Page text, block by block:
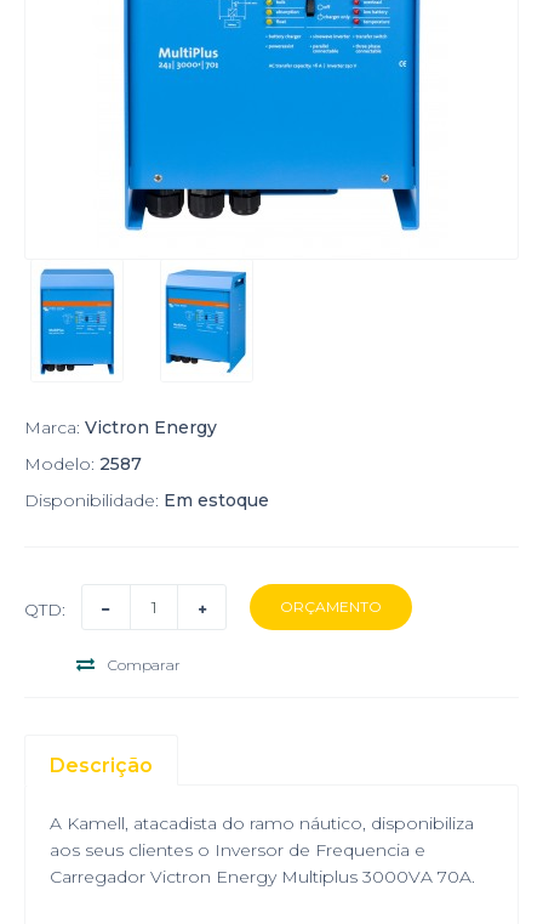
Marca: Victron Energy
Modelo: 2587
Disponibilidade: Em estoque
QTD:
Comparar
Descrição
A Kamell, atacadista do ramo náutico, disponibiliza
aos seus clientes o Inversor de Frequencia e
Carregador Victron Energy Multiplus 3000VA 70A.